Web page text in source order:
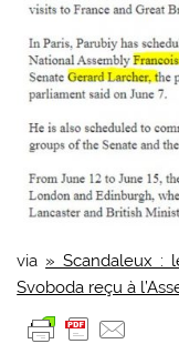
via » Scandaleux :
Svoboda reçu à